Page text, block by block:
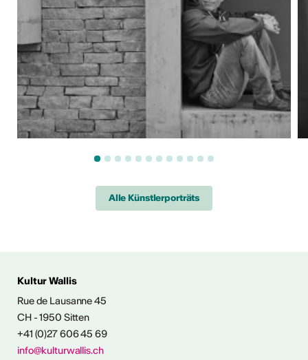
Ausstellungen
Alle Künstlerporträts
Kultur Wallis
Rue de Lausanne 45
CH - 1950 Sitten
+41 (0)27 606 45 69
info@kulturwallis.ch